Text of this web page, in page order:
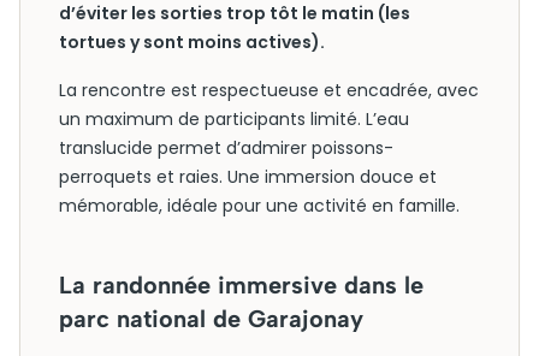
d’éviter les sorties trop tôt le matin (les
tortues y sont moins actives).
La rencontre est respectueuse et encadrée, avec
un maximum de participants limité. L’eau
translucide permet d’admirer poissons-
perroquets et raies. Une immersion douce et
mémorable, idéale pour une activité en famille.
La randonnée immersive dans le
parc national de Garajonay